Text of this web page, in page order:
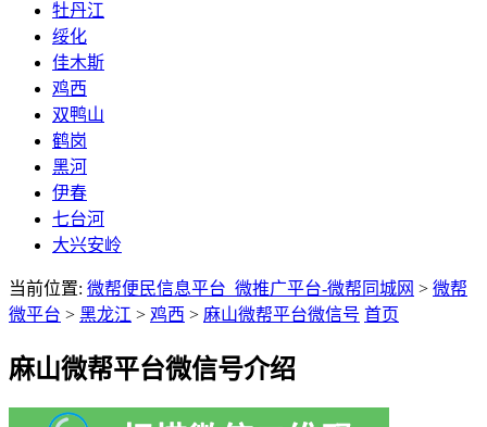
牡丹江
绥化
佳木斯
鸡西
双鸭山
鹤岗
黑河
伊春
七台河
大兴安岭
当前位置: 微帮便民信息平台_微推广平台-微帮同城网 > 微帮
微平台 > 黑龙江 > 鸡西 > 麻山微帮平台微信号 首页
麻山微帮平台微信号介绍